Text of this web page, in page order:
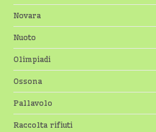
Novara
Nuoto
Olimpiadi
Ossona
Pallavolo
Raccolta rifiuti